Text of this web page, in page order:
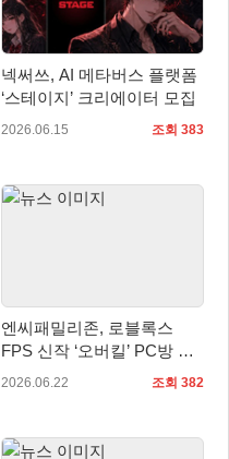
넥써쓰, AI 메타버스 플랫폼
‘스테이지’ 크리에이터 모집
2026.06.15 조회 383
엔씨패밀리존, 로블록스
FPS 신작 ‘오버킬’ PC방 서
비스 시작
2026.06.22 조회 382